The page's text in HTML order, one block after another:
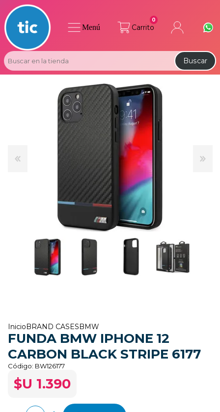
Carrito
0
Buscar
Menú
Inicio BRAND CASES BMW
FUNDA BMW IPHONE 12
CARBON BLACK STRIPE 6177
Código: BW126177
$U 1.390